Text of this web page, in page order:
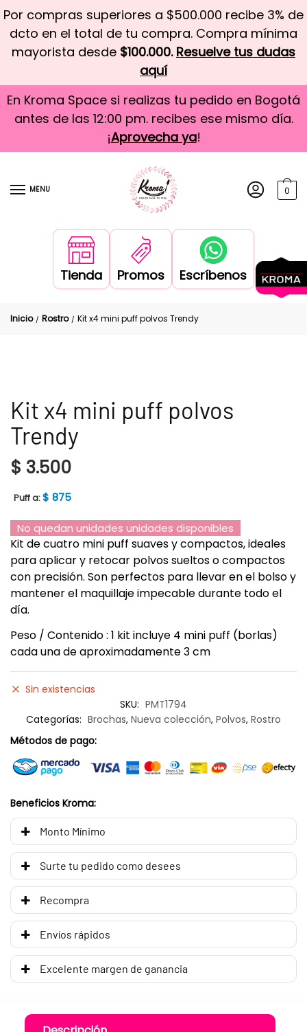
Por compras superiores a $500.000 recibe 3% de
dcto en el total de tu compra. Compra mínima
mayorista desde $100.000. Resuelve tus dudas
aquí
En Kroma Space si realizas tu pedido en Bogotá
antes de las 12:00 pm. recibes ese mismo día.
¡Aprovecha ya!
MENU 0
Tienda Promos Escríbenos
Inicio / Rostro / Kit x4 mini puff polvos Trendy
Kit x4 mini puff polvos
Trendy
$ 3.500
Puff a:$ 875
No quedan unidades unidades disponibles
Kit de cuatro mini puff suaves y compactos, ideales
para aplicar y retocar polvos sueltos o compactos
con precisión. Son perfectos para llevar en el bolso y
mantener el maquillaje impecable durante todo el
día.
Peso / Contenido : 1 kit incluye 4 mini puff (borlas)
cada una de aproximadamente 3 cm
Sin existencias
SKU: PMT1794
Categorías: Brochas, Nueva colección, Polvos, Rostro
Métodos de pago:
Beneficios Kroma:
Monto Mínimo
Surte tu pedido como desees
Recompra
Envíos rápidos
Excelente margen de ganancia